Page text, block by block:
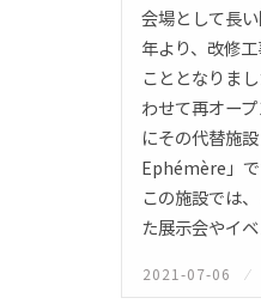
会場として長
年より、改修
こととなりま
わせて再オー
にその代替施
Ephémère」
この施設では
た展示会やイベ
投
稿
日:
2021-07-06